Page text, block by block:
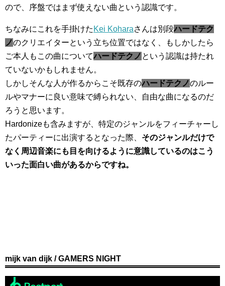
ので、序盤ではまず使えない曲という認識です。
ちなみにこれを手掛けた Kei Koharaさんは別段ハードテク
ノのクリエイターという立ち位置ではなく、もしかしたら
ご本人もこの曲についてハードテクノ という認識は持たれ
ていないかもしれません。
しかしそんな人が作るからこそ既存のハードテクノのルー
ルやマナーに良い意味で縛られない、自由な曲になるのだ
ろうと思います。
Hardonizeも含みますが、特定のジャンルをフィーチャーし
たパーティーに出演するとなった際、 そのジャンルだけで
なく周辺音楽にも目を向けるように意識しているのはこう
いった面白い曲があるからですね。
mijk van dijk / GAMERS NIGHT